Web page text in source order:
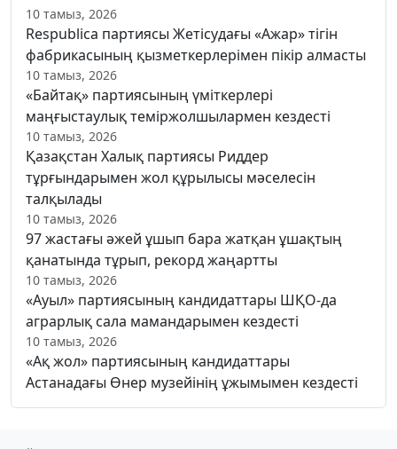
10 тамыз, 2026
Respublica партиясы Жетісудағы «Ажар» тігін
фабрикасының қызметкерлерімен пікір алмасты
10 тамыз, 2026
«Байтақ» партиясының үміткерлері
маңғыстаулық теміржолшылармен кездесті
10 тамыз, 2026
Қазақстан Халық партиясы Риддер
тұрғындарымен жол құрылысы мәселесін
талқылады
10 тамыз, 2026
97 жастағы әжей ұшып бара жатқан ұшақтың
қанатында тұрып, рекорд жаңартты
10 тамыз, 2026
«Ауыл» партиясының кандидаттары ШҚО-да
аграрлық сала мамандарымен кездесті
10 тамыз, 2026
«Ақ жол» партиясының кандидаттары
Астанадағы Өнер музейінің ұжымымен кездесті